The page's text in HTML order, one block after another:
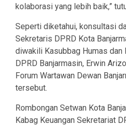
kolaborasi yang lebih baik,”
Seperti diketahui, konsultasi
Sekretaris DPRD Kota
diwakili Kasubbag Humas
DPRD Banjarmasin, Erwin
Forum Wartawan Dewan
tersebut.
Rombongan Setwan Kota
Kabag Keuangan Sekretariat